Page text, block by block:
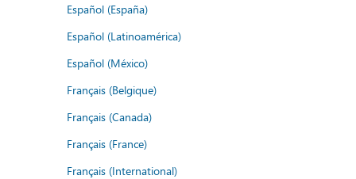
Español (España)
Español (Latinoamérica)
Español (México)
Français (Belgique)
Français (Canada)
Français (France)
Français (International)